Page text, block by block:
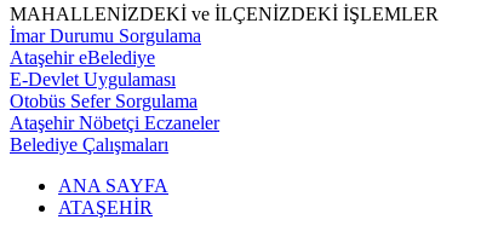
MAHALLENİZDEKİ ve İLÇENİZDEKİ İŞLEMLER
İmar Durumu Sorgulama
Ataşehir eBelediye
E-Devlet Uygulaması
Otobüs Sefer Sorgulama
Ataşehir Nöbetçi Eczaneler
Belediye Çalışmaları
ANA SAYFA
ATAŞEHİR